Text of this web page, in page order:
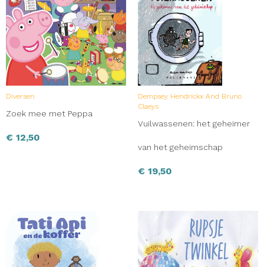
Diversen
Zoek mee met Peppa
€ 12,50
Dempsey Hendrickx And Bruno
Claeys
Vuilwassenen: het geheimer
van het geheimschap
€ 19,50